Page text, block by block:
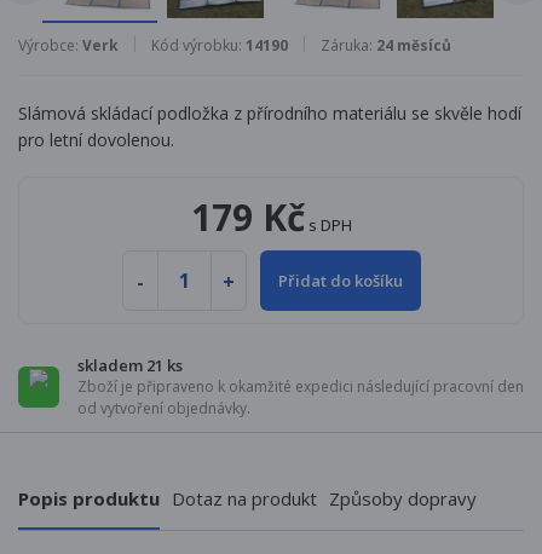
Výrobce: Verk Kód výrobku: 14190 Záruka: 24 měsíců
Slámová skládací podložka z přírodního materiálu se skvěle hodí
pro letní dovolenou.
179 Kč s DPH
Přidat do košíku
skladem 21 ks
Zboží je připraveno k okamžité expedici následující pracovní den
od vytvoření objednávky.
Popis produktu Dotaz na produkt Způsoby dopravy